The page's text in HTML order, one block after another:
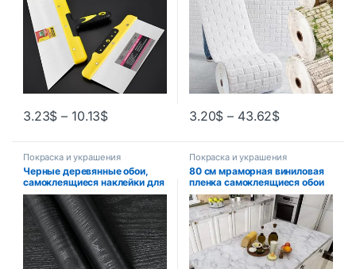
3.23$ – 10.13$ 3.20$ – 43.62$
Покраска и украшения
Черные деревянные обои,
самоклеящиеся наклейки для
мебели, меняющие цвет,
наклейки для гардероба,
материалы и
принадлежности для
украшения дома
Покраска и украшения
80 см мраморная виниловая
пленка самоклеящиеся обои
для ванной комнаты, кухни,
бумага Ambry, мебель для
гостиной, ПВХ,
водонепроницаемая наклейка
на стену